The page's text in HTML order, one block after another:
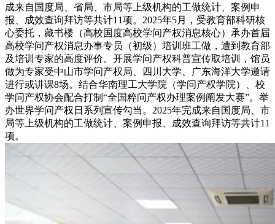
成来自国度局、省局、市局等上级机构的工做统计、案例申
报、成效查询拜访等共计11项。2025年5月，受教育部科研核
心委托，藏书楼（高校国度高校学问产权消息核心）承办首届
高校学问产权消息办事专员（初级）培训班工做，遭到教育部
及培训专家的高度评价。开展学问产权科普宣传取培训，馆员
做为专家受中山市学问产权局、四川大学、广东海洋大学邀请
进行或讲课8场。结合华南理工大学院（学问产权学院）、校
学问产权协会配合打制“全国粹问产权办理案例阐发大赛”。举
办世界学问产权日系列宣传勾当。2025年完成来自国度局、市
局等上级机构的工做统计、案例申报、成效查询拜访等共计11
项。